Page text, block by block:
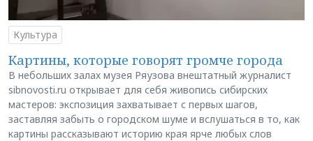
Культура
Картины, которые говорят громче города
В небольших залах музея Ряузова внештатный журналист
sibnovosti.ru открывает для себя живопись сибирских
мастеров: экспозиция захватывает с первых шагов,
заставляя забыть о городском шуме и вслушаться в то, как
картины рассказывают историю края ярче любых слов